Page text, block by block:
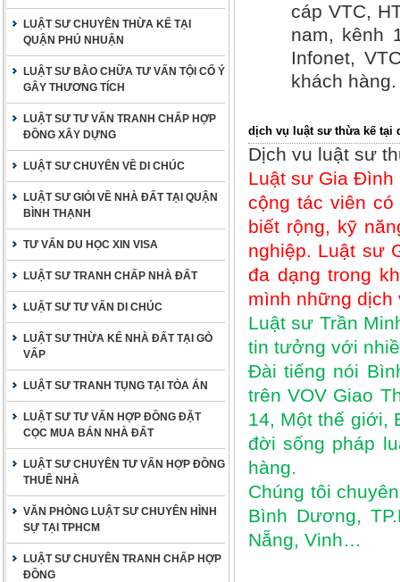
LUẬT SƯ CHUYÊN THỪA KẾ TẠI
QUẬN PHÚ NHUẬN
LUẬT SƯ BÀO CHỮA TƯ VẤN TỘI CỐ Ý
GÂY THƯƠNG TÍCH
LUẬT SƯ TƯ VẤN TRANH CHẤP HỢP
ĐỒNG XÂY DỰNG
LUẬT SƯ CHUYÊN VỀ DI CHÚC
LUẬT SƯ GIỎI VỀ NHÀ ĐẤT TẠI QUẬN
BÌNH THẠNH
TƯ VẤN DU HỌC XIN VISA
LUẬT SƯ TRANH CHẤP NHÀ ĐẤT
LUẬT SƯ TƯ VẤN DI CHÚC
LUẬT SƯ THỪA KẾ NHÀ ĐẤT TẠI GÒ
VẤP
LUẬT SƯ TRANH TỤNG TẠI TÒA ÁN
LUẬT SƯ TƯ VẤN HỢP ĐỒNG ĐẶT
CỌC MUA BÁN NHÀ ĐẤT
LUẬT SƯ CHUYÊN TƯ VẤN HỢP ĐỒNG
THUÊ NHÀ
VĂN PHÒNG LUẬT SƯ CHUYÊN HÌNH
SỰ TẠI TPHCM
LUẬT SƯ CHUYÊN TRANH CHẤP HỢP
ĐỒNG
cáp VTC,
nam, kênh
Infonet,
khách hàng.
dịch vụ luật sư thừa kế tại
Dịch vu luật sư
Luật sư Gia Đình
cộng tác viên
biết rộng, kỹ
nghiệp. Luật sư
đa dạng trong
mình những dịch
Luật sư Trần
tin tưởng với
Đài tiếng nói
trên VOV Giao
14, Một thế giới,
đời sống pháp
hàng.
Chúng tôi
Bình Dương,
Nẵng, Vinh…